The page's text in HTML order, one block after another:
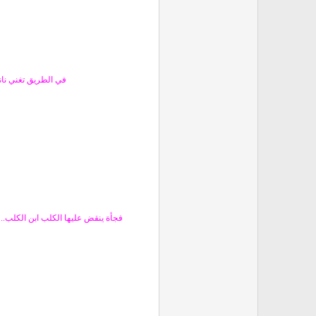
في الطريق تغني
فجأة ينقض عليها الكلب ابن